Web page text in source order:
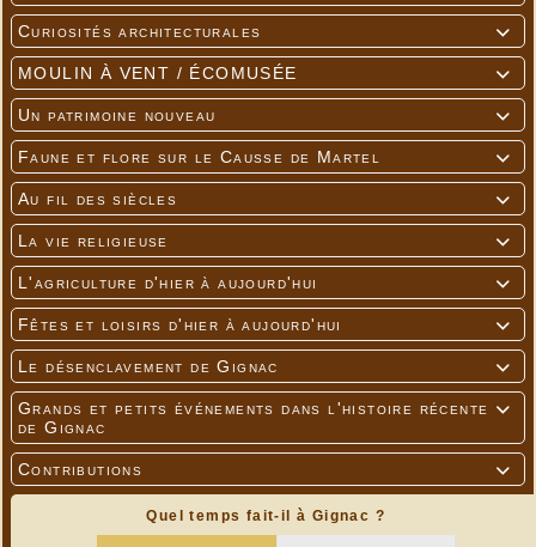

Curiosités architecturales

MOULIN À VENT / ÉCOMUSÉE

Un patrimoine nouveau

Faune et flore sur le Causse de Martel

Au fil des siècles

La vie religieuse

L'agriculture d'hier à aujourd'hui

Fêtes et loisirs d'hier à aujourd'hui

Le désenclavement de Gignac

Grands et petits événements dans l'histoire récente
de Gignac

Contributions
Quel temps fait-il à Gignac ?